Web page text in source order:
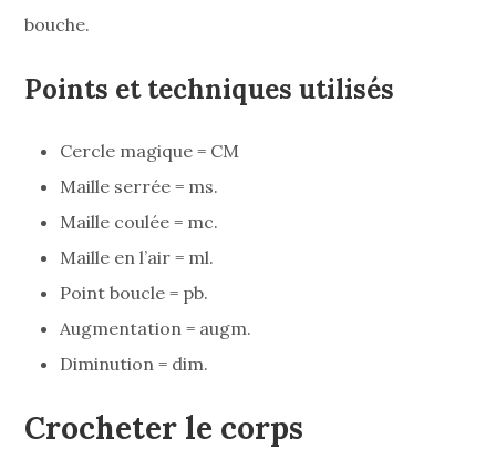
bouche.
Points et techniques utilisés
Cercle magique = CM
Maille serrée = ms.
Maille coulée = mc.
Maille en l’air = ml.
Point boucle = pb.
Augmentation = augm.
Diminution = dim.
Crocheter le corps